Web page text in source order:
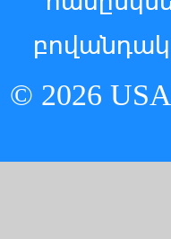
© 2026